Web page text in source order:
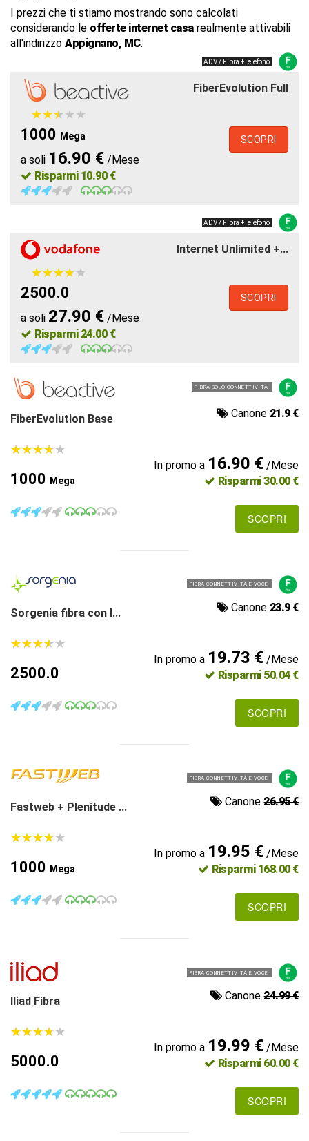
I prezzi che ti stiamo mostrando sono calcolati
considerando le offerte internet casarealmente attivabili
all'indirizzo Appignano, MC.
ADV / Fibra +Telefono
FiberEvolution Full
★★★★★
★★★★★
1000 Mega
a soli 16.90 € /Mese
Risparmi 10.90 €
SCOPRI
ADV / Fibra +Telefono
Internet Unlimited +...
★★★★★
★★★★★
2500.0
a soli 27.90 € /Mese
Risparmi 24.00 €
SCOPRI
FIBRA SOLO CONNETTIVITÀ
FiberEvolution Base Canone 21.9 €
★★★★★
★★★★★
1000 Mega
In promo a 16.90 €/Mese
Risparmi 30.00 €
SCOPRI
FIBRA CONNETTIVITÀ E VOCE
Sorgenia fibra con l... Canone 23.9 €
★★★★★
★★★★★
2500.0
In promo a 19.73 €/Mese
Risparmi 50.04 €
SCOPRI
FIBRA CONNETTIVITÀ E VOCE
Fastweb + Plenitude ... Canone26.95 €
★★★★★
★★★★★
1000 Mega
In promo a 19.95 €/Mese
Risparmi 168.00 €
SCOPRI
FIBRA CONNETTIVITÀ E VOCE
Iliad Fibra Canone24.99 €
★★★★★
★★★★★
5000.0
In promo a 19.99 €/Mese
Risparmi 60.00 €
SCOPRI